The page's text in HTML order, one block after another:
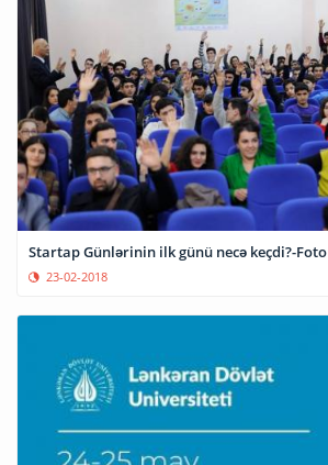
Startap Günlərinin ilk günü necə keçdi?-Foto
23-02-2018